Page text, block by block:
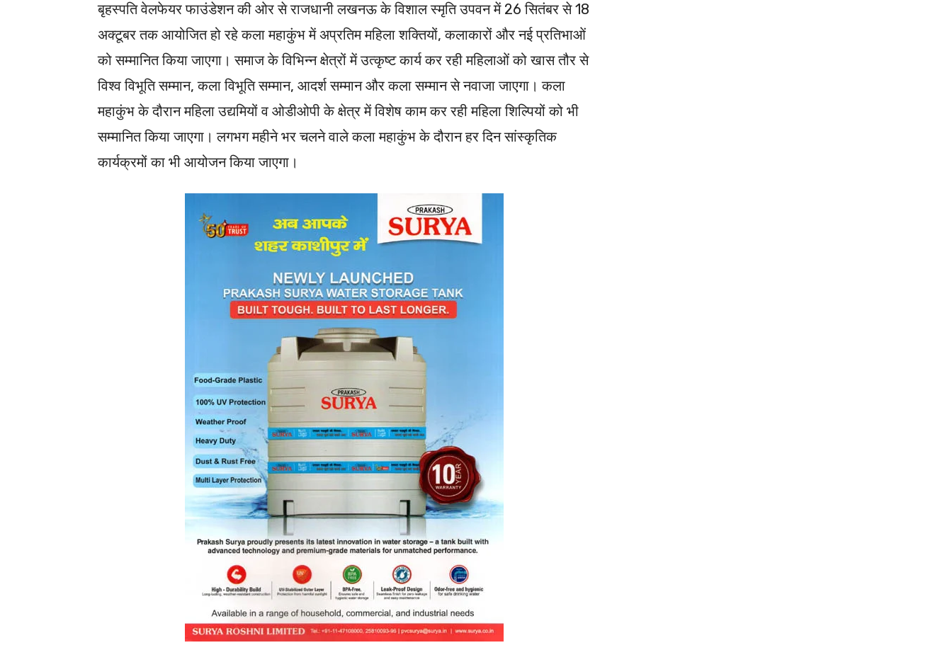
बृहस्पति वेलफेयर फाउंडेशन की ओर से राजधानी लखनऊ के विशाल स्मृति उपवन में 26 सितंबर से 18
अक्टूबर तक आयोजित हो रहे कला महाकुंभ में अप्रतिम महिला शक्तियों, कलाकारों और नई प्रतिभाओं
को सम्मानित किया जाएगा। समाज के विभिन्न क्षेत्रों में उत्कृष्ट कार्य कर रही महिलाओं को खास तौर से
विश्व विभूति सम्मान, कला विभूति सम्मान, आदर्श सम्मान और कला सम्मान से नवाजा जाएगा। कला
महाकुंभ के दौरान महिला उद्यमियों व ओडीओपी के क्षेत्र में विशेष काम कर रही महिला शिल्पियों को भी
सम्मानित किया जाएगा। लगभग महीने भर चलने वाले कला महाकुंभ के दौरान हर दिन सांस्कृतिक
कार्यक्रमों का भी आयोजन किया जाएगा।